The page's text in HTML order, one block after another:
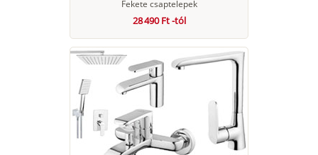
Fekete csaptelepek
28 490 Ft -tól